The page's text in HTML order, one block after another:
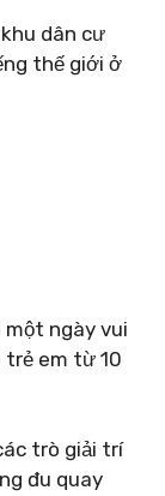
dân cư
thế giới ở
một ngày vui
trẻ em từ 10
trò giải trí
đu quay